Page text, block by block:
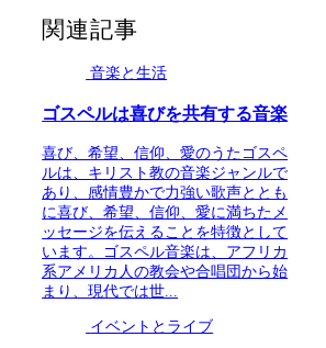
関連記事
音楽と生活
ゴスペルは喜びを共有する音楽
喜び、希望、信仰、愛のうたゴスペ
ルは、キリスト教の音楽ジャンルで
あり、感情豊かで力強い歌声ととも
に喜び、希望、信仰、愛に満ちたメ
ッセージを伝えることを特徴として
います。ゴスペル音楽は、アフリカ
系アメリカ人の教会や合唱団から始
まり、現代では世...
イベントとライブ